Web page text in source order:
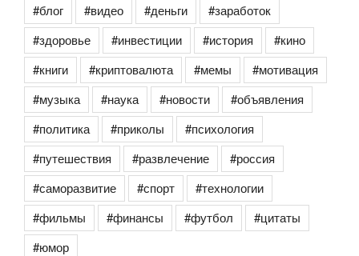
#блог
#видео #деньги
#заработок
#здоровье
#инвестиции #история
#кино
#книги
#криптовалюта #мемы
#мотивация
#музыка
#наука #новости
#объявления
#политика
#приколы
#психология
#путешествия
#развлечение
#россия
#саморазвитие
#спорт
#технологии
#фильмы
#финансы #футбол
#цитаты
#юмор